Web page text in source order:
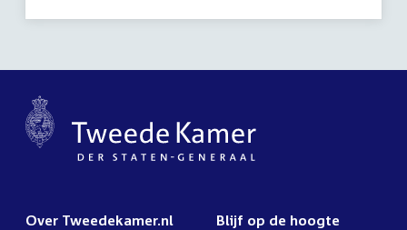
Over Tweedekamer.nl Blijf op de hoogte